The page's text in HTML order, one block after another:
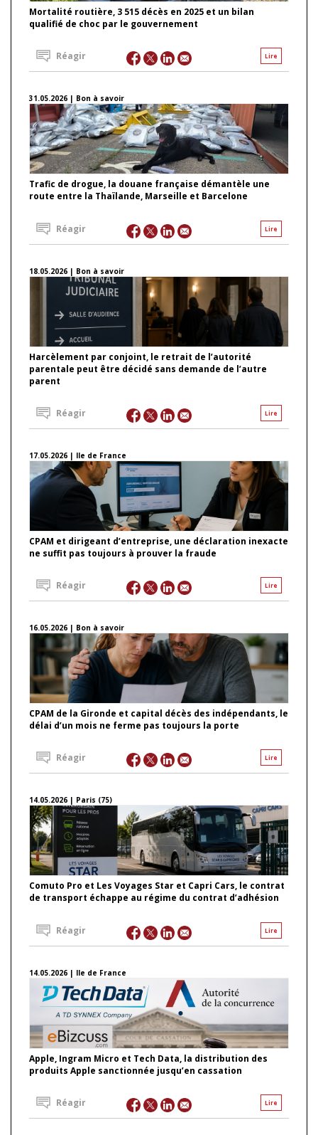
Mortalité routière, 3 515 décès en 2025 et un bilan
qualifié de choc par le gouvernement
Lire
Réagir
31.05.2026 | Bon à savoir
Trafic de drogue, la douane française démantèle une
route entre la Thaïlande, Marseille et Barcelone
Lire
Réagir
18.05.2026 | Bon à savoir
Harcèlement par conjoint, le retrait de l’autorité
parentale peut être décidé sans demande de l’autre
parent
Lire
Réagir
17.05.2026 | Ile de France
CPAM et dirigeant d’entreprise, une déclaration inexacte
ne suffit pas toujours à prouver la fraude
Lire
Réagir
16.05.2026 | Bon à savoir
CPAM de la Gironde et capital décès des indépendants, le
délai d’un mois ne ferme pas toujours la porte
Lire
Réagir
14.05.2026 | Paris (75)
Comuto Pro et Les Voyages Star et Capri Cars, le contrat
de transport échappe au régime du contrat d’adhésion
Lire
Réagir
14.05.2026 | Ile de France
Apple, Ingram Micro et Tech Data, la distribution des
produits Apple sanctionnée jusqu’en cassation
Lire
Réagir